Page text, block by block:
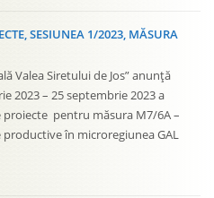
SESIUNEA 1/2023, MĂSURA
Valea Siretului de Jos” anunță
2023 – 25 septembrie 2023 a
proiecte pentru măsura M7/6A –
în microregiunea GAL